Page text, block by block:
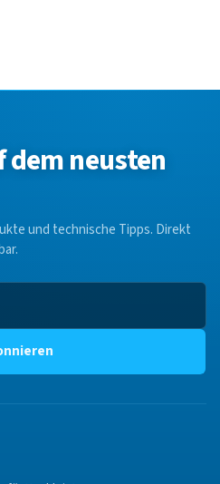
dem neusten
und technische Tipps. Direkt